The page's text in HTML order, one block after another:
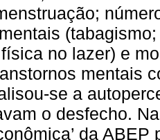
no lazer) e
mentais
se a
o desfecho.
da